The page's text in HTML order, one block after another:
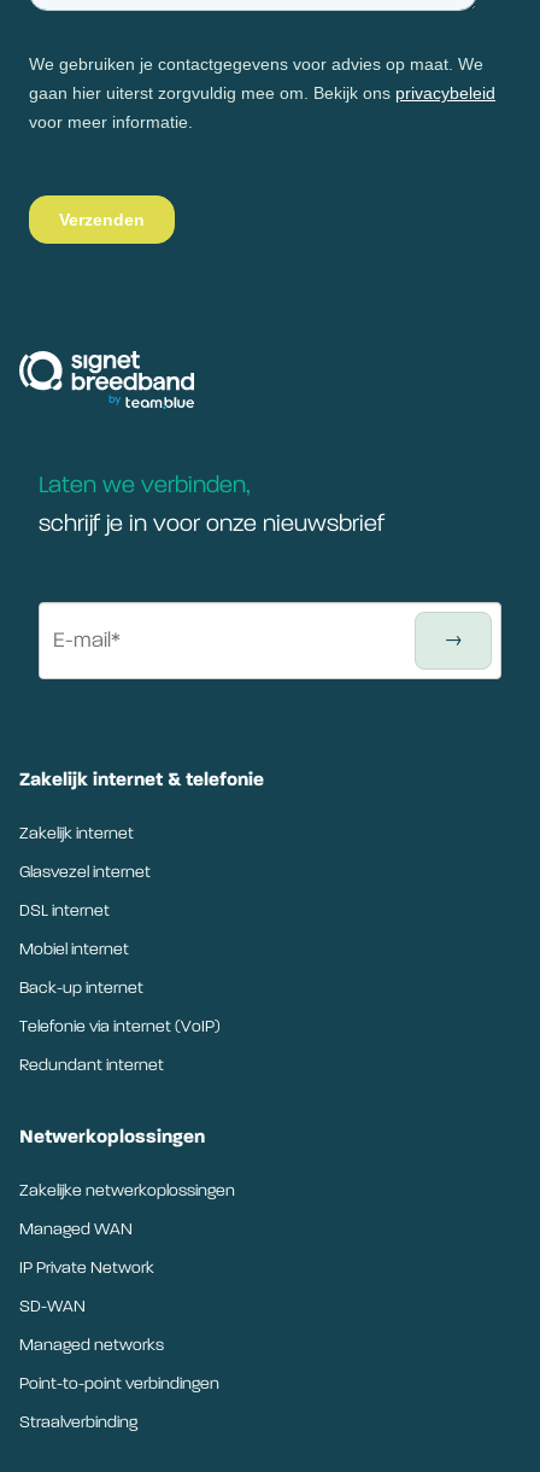
Laten we verbinden,
schrijf je in voor onze nieuwsbrief
Zakelijk internet & telefonie
Zakelijk internet
Glasvezel internet
DSL internet
Mobiel internet
Back-up internet
Telefonie via internet (VoIP)
Redundant internet
Netwerkoplossingen
Zakelijke netwerkoplossingen
Managed WAN
IP Private Network
SD-WAN
Managed networks
Point-to-point verbindingen
Straalverbinding